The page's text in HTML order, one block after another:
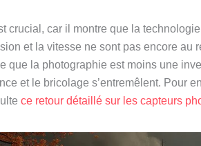
crucial, car il montre que la
et la vitesse ne sont pas encore au
que la photographie est moins une
et le bricolage s’entremêlent. Pour
ce retour détaillé sur les capteurs